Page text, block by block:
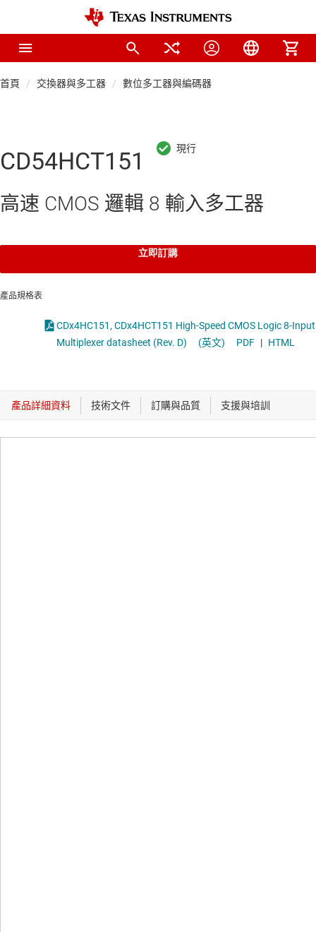
首頁 交換器與多工器 數位多工器與編碼器
CD54HCT151
高速 CMOS 邏輯 8 輸入多工器
立即訂購
產品規格表
CDx4HC151, CDx4HCT151 High-Speed CMOS Logic 8-Input
Multiplexer datasheet (Rev. D)
(英文) PDF | HTML